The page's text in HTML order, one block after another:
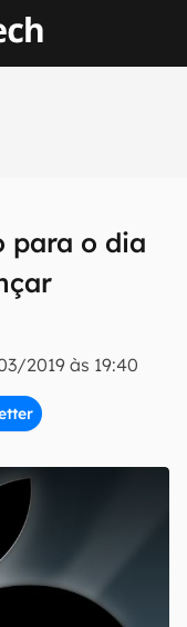
para o dia
2019 às 19:40
em primeira